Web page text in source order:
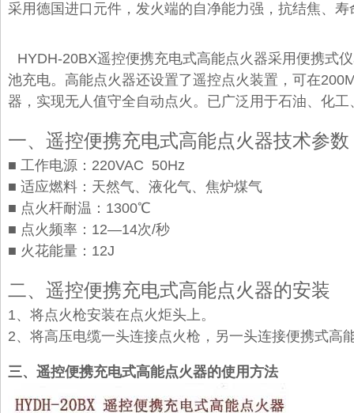
采用德国进口元件，发火端的自净能力强，抗结焦、
HYDH-20BX遥控便携充电式高能点火器采用便携式
池充电。 高能点火器还设置了遥控点火装置 ，可在
器，实现无人值守全自动点火。已广泛用于石油、化
一、遥控便携充电式高能点火器技术参数
■ 工作电源：220VAC 50Hz
■ 适应燃料：天然气、液化气、焦炉煤气
■ 点火杆耐温：1300℃
■ 点火频率：12—14次/秒
■ 火花能量：12J
二、 遥控便携充电式高能点火器的安装
1、将点火枪安装在点火炬头上。
2、将高压电缆一头连接点火枪，另一头连接便携式高
三、 遥控便携充电式高能点火器的使用方法